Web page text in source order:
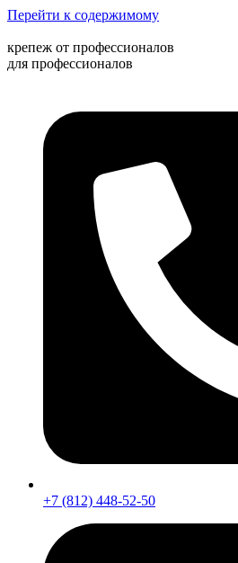
Перейти к содержимому
крепеж от профессионалов
для профессионалов
+7 (812) 448-52-50